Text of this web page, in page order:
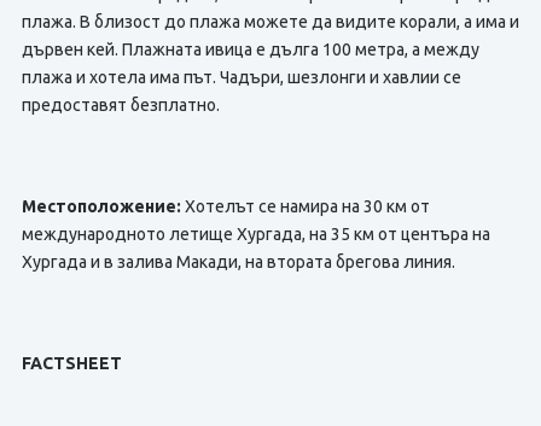
плажа. В близост до плажа можете да видите корали, а има и
дървен кей. Плажната ивица е дълга 100 метра, а между
плажа и хотела има път. Чадъри, шезлонги и хавлии се
предоставят безплатно.
Местоположение: Хотелът се намира на 30 км от
международното летище Хургада, на 35 км от центъра на
Хургада и в залива Макади, на втората брегова линия.
FACTSHEET